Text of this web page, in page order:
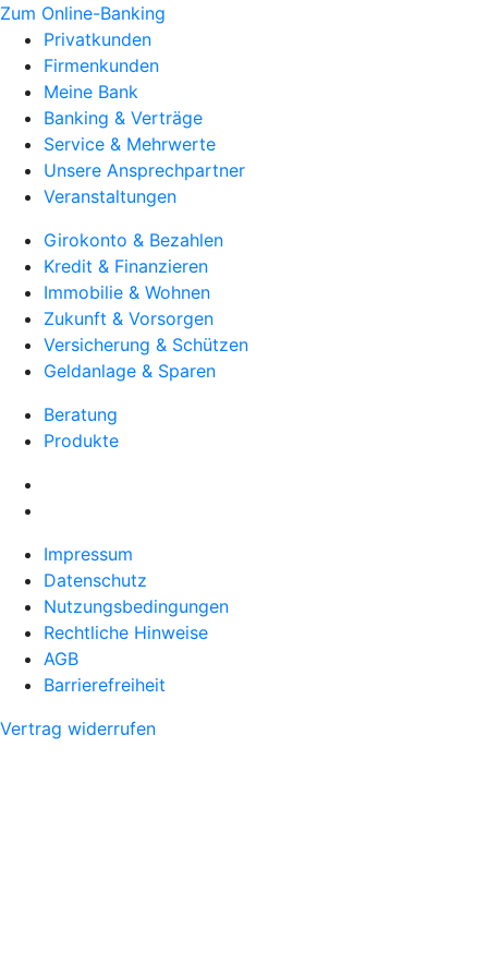
Zum Online-Banking
Privatkunden
Firmenkunden
Meine Bank
Banking & Verträge
Service & Mehrwerte
Unsere Ansprechpartner
Veranstaltungen
Girokonto & Bezahlen
Kredit & Finanzieren
Immobilie & Wohnen
Zukunft & Vorsorgen
Versicherung & Schützen
Geldanlage & Sparen
Beratung
Produkte
Impressum
Datenschutz
Nutzungsbedingungen
Rechtliche Hinweise
AGB
Barrierefreiheit
Vertrag widerrufen